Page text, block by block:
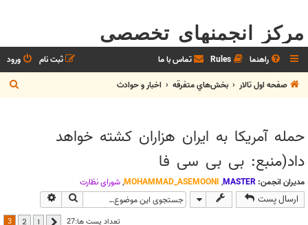
مرکز انجمنهای تخصصی
راهنما Rules تماس با ما ورود
ثبت نام
صفحه اول تالار
بخش‌‌هاي متفرقه اخبار و حوادث
س
حمله آمريکا به ايران هزاران کشته خواهد
داد(منبع: بی بی سی فا
مدیران انجمن: MASTER
,
MOHAMMAD_ASEMOONI
,شوراي نظارت
ارسال پست جستجو
تعداد پست ها:27 قبلی 1
2
3